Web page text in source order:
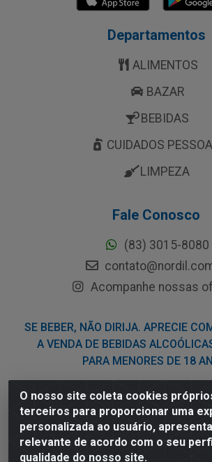
O nosso site coleta cookies
terceiros para proporcionar uma
personalizada ao usuário,
relevante de acordo com o seu
qualidade do nosso site.
Departamentos
ALIMENTOS
BAZAR
BEBIDAS
CUIDADOS
LIMPEZA
Fale Conosco
(83) 3015-8080
Acompanhe nossas
SE BEBER, NÃO DIRIJA. APRECIE
A VENDA DE BEBIDAS
PARA MENORES DE 18
Nordil Distribuidora - Avenida Liberdade,
Sesi - Bayeux/PB - CEP 58.111-
03.775.813/0001-41